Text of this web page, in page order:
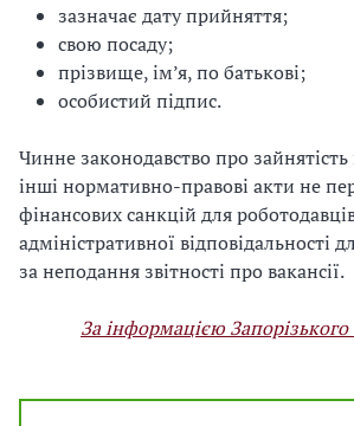
зазначає дату прийняття;
свою посаду;
прізвище, ім’я, по батькові;
особистий підпис.
Чинне законодавство про
інші нормативно-правові акти не
фінансових санкцій для
адміністративної відповідальності
за неподання звітності про вакансії.
За інформацією